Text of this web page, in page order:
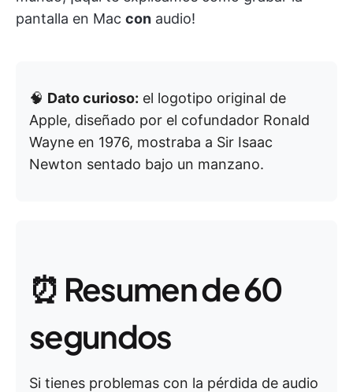
pantalla en Mac con audio!
🧠 Dato curioso: el logotipo original de
Apple, diseñado por el cofundador Ronald
Wayne en 1976, mostraba a Sir Isaac
Newton sentado bajo un manzano.
⏰ Resumen de 60
segundos
Si tienes problemas con la pérdida de audio